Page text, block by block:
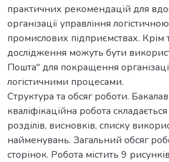
практичних рекомендацій для
організації управління
промислових підприємствах. Крім
дослідження можуть бути
Пошта" для покращення
логістичними процесами.
Структура та обсяг роботи.
кваліфікаційна робота
розділів, висновків, списку
найменувань. Загальний обсяг
сторінок. Робота містить 9